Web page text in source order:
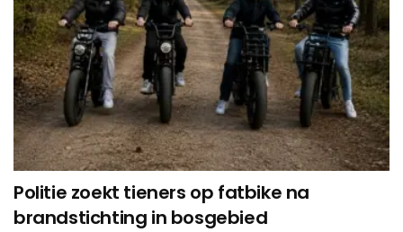
Politie zoekt tieners op fatbike na
brandstichting in bosgebied